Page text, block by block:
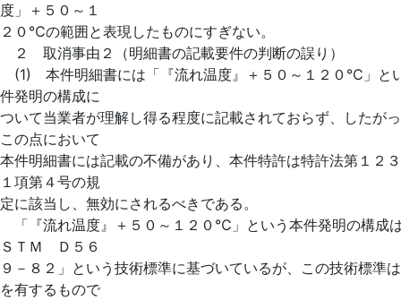
度」＋５０～１
２０℃の範囲と表現したものにすぎない。
２ 取消事由２（明細書の記載要件の判断の誤り）
(1) 本件明細書には「『流れ温度』＋５０～１２０℃」と
件発明の構成に
ついて当業者が理解し得る程度に記載されておらず、したが
この点において
本件明細書には記載の不備があり、本件特許は特許法第１２
１項第４号の規
定に該当し、無効にされるべきである。
「『流れ温度』＋５０～１２０℃」という本件発明の構成
ＳＴＭ Ｄ５６
９－８２」という技術標準に基づいているが、この技術標準
を有するもので